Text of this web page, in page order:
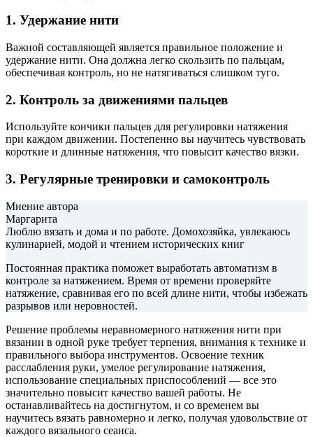
1. Удержание нити
Важной составляющей является правильное положение и
удержание нити. Она должна легко скользить по пальцам,
обеспечивая контроль, но не натягиваться слишком туго.
2. Контроль за движениями пальцев
Используйте кончики пальцев для регулировки натяжения
при каждом движении. Постепенно вы научитесь чувствовать
короткие и длинные натяжения, что повысит качество вязки.
3. Регулярные тренировки и самоконтроль
Мнение автора
Маргарита
Люблю вязать и дома и по работе. Домохозяйка, увлекаюсь
кулинарией, модой и чтением исторических книг
Постоянная практика поможет выработать автоматизм в
контроле за натяжением. Время от времени проверяйте
натяжение, сравнивая его по всей длине нити, чтобы избежать
разрывов или неровностей.
Решение проблемы неравномерного натяжения нити при
вязании в одной руке требует терпения, внимания к технике и
правильного выбора инструментов. Освоение техник
расслабления руки, умелое регулирование натяжения,
использование специальных приспособлений — все это
значительно повысит качество вашей работы. Не
останавливайтесь на достигнутом, и со временем вы
научитесь вязать равномерно и легко, получая удовольствие от
каждого вязального сеанса.